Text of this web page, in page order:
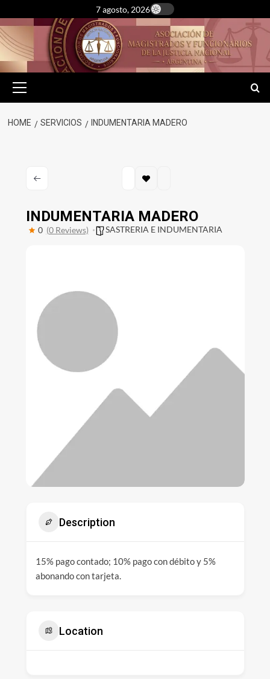
to
content
7 agosto, 2026
Menu
HOME SERVICIOS INDUMENTARIA MADERO
INDUMENTARIA MADERO
0 (0 Reviews) SASTRERIA E INDUMENTARIA
Description
15% pago contado; 10% pago con débito y 5%
abonando con tarjeta.
Location